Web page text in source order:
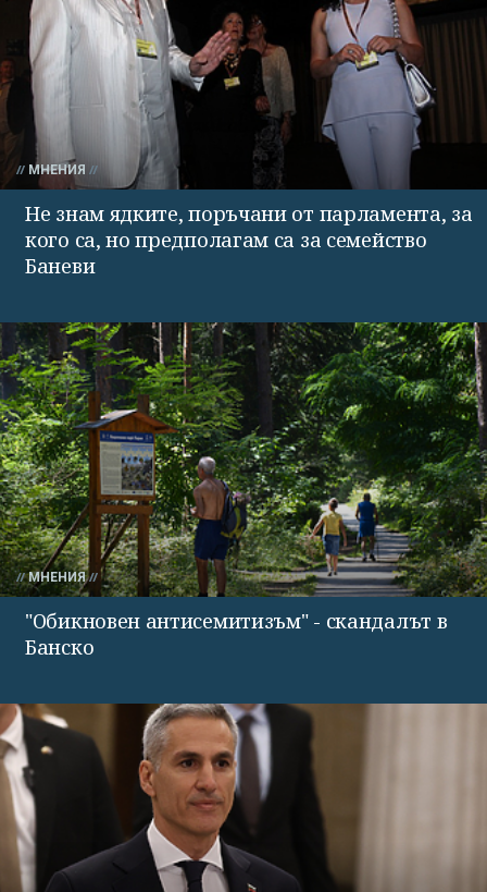
МНЕНИЯ
Не знам ядките, поръчани от парламента, за
кого са, но предполагам са за семейство
Баневи
МНЕНИЯ
"Обикновен антисемитизъм" - скандалът в
Банско